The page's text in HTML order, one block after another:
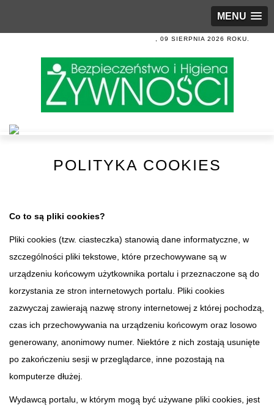
MENU
, 09 SIERPNIA 2026 ROKU.
POLITYKA COOKIES
Co to są pliki cookies?
Pliki cookies (tzw. ciasteczka) stanowią dane informatyczne, w
szczególności pliki tekstowe, które przechowywane są w
urządzeniu końcowym użytkownika portalu i przeznaczone są do
korzystania ze stron internetowych portalu. Pliki cookies
zazwyczaj zawierają nazwę strony internetowej z której pochodzą,
czas ich przechowywania na urządzeniu końcowym oraz losowo
generowany, anonimowy numer. Niektóre z nich zostają usunięte
po zakończeniu sesji w przeglądarce, inne pozostają na
komputerze dłużej.
Wydawcą portalu, w którym mogą być używane pliki cookies, jest